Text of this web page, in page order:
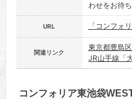
わせをお待ち
URL 「コンフォ
関連リンク
東京都豊島
JR山手線「
コンフォリア東池袋